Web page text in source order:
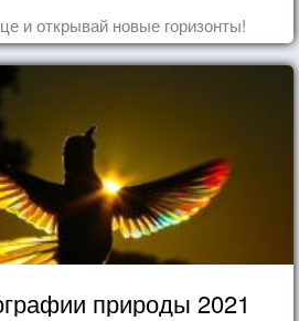
и открывай новые горизонты!
природы 2021